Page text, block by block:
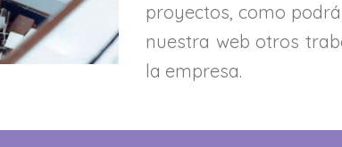
proyectos, como
nuestra web otros
la empresa.